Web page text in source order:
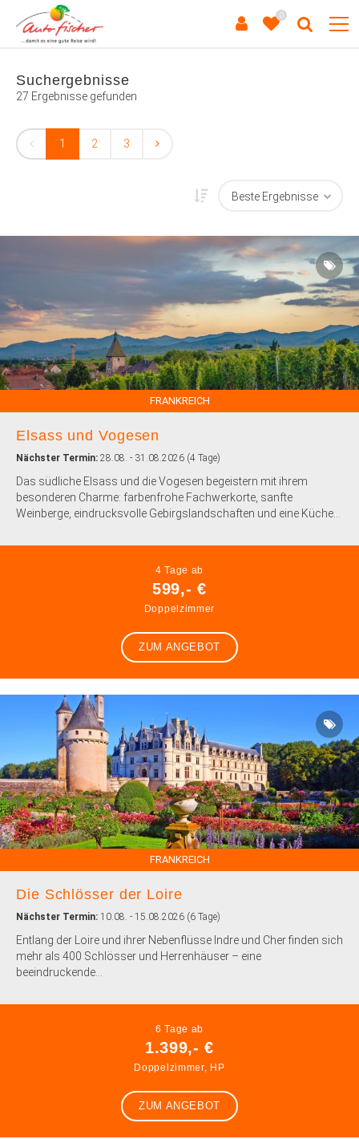
0
Suchergebnisse
27 Ergebnisse gefunden
1 2 3
FRANKREICH
Elsass und Vogesen
Nächster Termin: 28.08. - 31.08.2026 (4 Tage)
Das südliche Elsass und die Vogesen begeistern mit ihrem
besonderen Charme: farbenfrohe Fachwerkorte, sanfte
Weinberge, eindrucksvolle Gebirgslandschaften und eine Küche...
4 Tage ab
599,- €
Doppelzimmer
ZUM ANGEBOT
FRANKREICH
Die Schlösser der Loire
Nächster Termin: 10.08. - 15.08.2026 (6 Tage)
Entlang der Loire und ihrer Nebenflüsse Indre und Cher finden sich
mehr als 400 Schlösser und Herrenhäuser – eine
beeindruckende...
6 Tage ab
1.399,- €
Doppelzimmer, HP
ZUM ANGEBOT